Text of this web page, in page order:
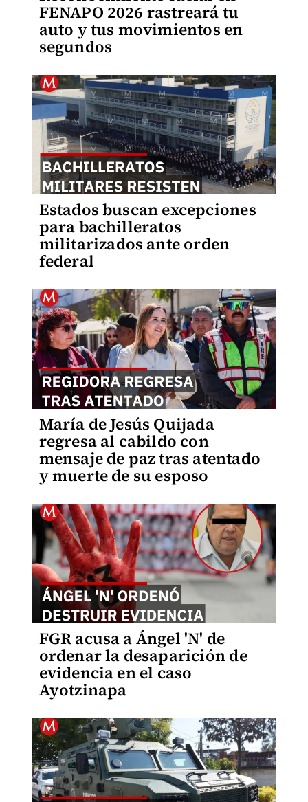
FENAPO 2026 rastreará tu
auto y tus movimientos en
segundos
Estados buscan excepciones
para bachilleratos
militarizados ante orden
federal
María de Jesús Quijada
regresa al cabildo con
mensaje de paz tras atentado
y muerte de su esposo
FGR acusa a Ángel 'N' de
ordenar la desaparición de
evidencia en el caso
Ayotzinapa